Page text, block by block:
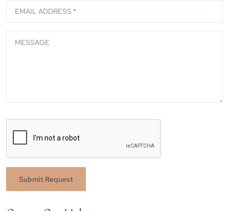
Submit Request